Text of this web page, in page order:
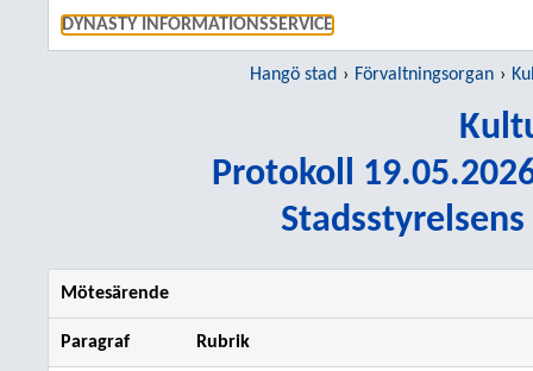
DYNASTY INFORMATIONSSERVICE
Hangö stad Förvaltningsorgan
Protokoll
Mötesärende
Paragraf Rubrik